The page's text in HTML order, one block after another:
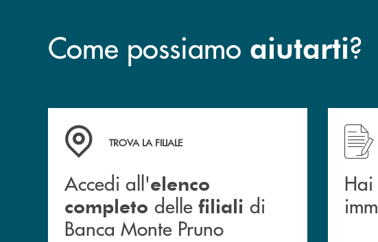
Come possiamo aiutarti?
Accedi all' elenco completo&nbsp; delle&nbsp; filiali&nbsp;
TROVA LA FILIALE
Accedi all'elenco
completo delle filiali di
Banca Monte Pruno
Hai